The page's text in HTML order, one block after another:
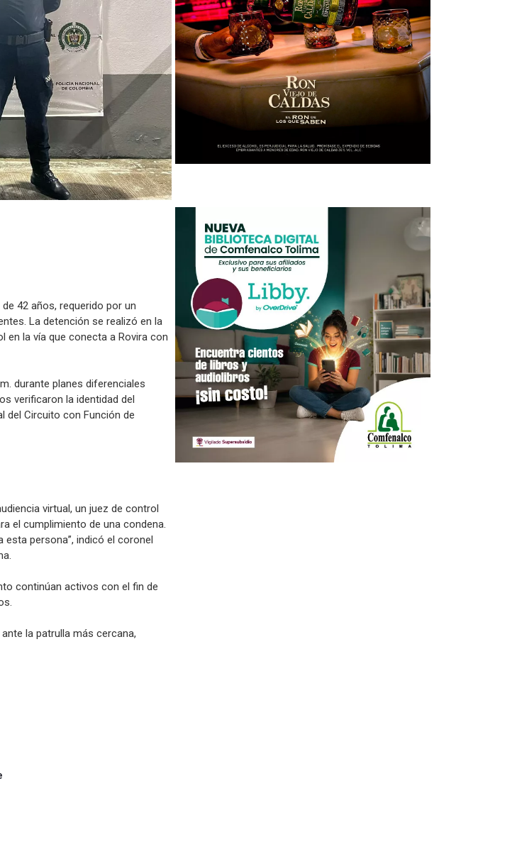
42 años, requerido por un
La detención se realizó en la
en la vía que conecta a Rovira con
durante planes diferenciales
verificaron la identidad del
del Circuito con Función de
virtual, un juez de control
el cumplimiento de una condena.
persona”, indicó el coronel
continúan activos con el fin de
la patrulla más cercana,